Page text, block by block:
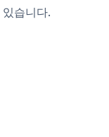
습니다.